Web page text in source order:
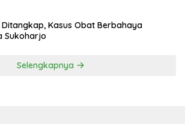
Kasus Obat Berbahaya
Sukoharjo
Selengkapnya